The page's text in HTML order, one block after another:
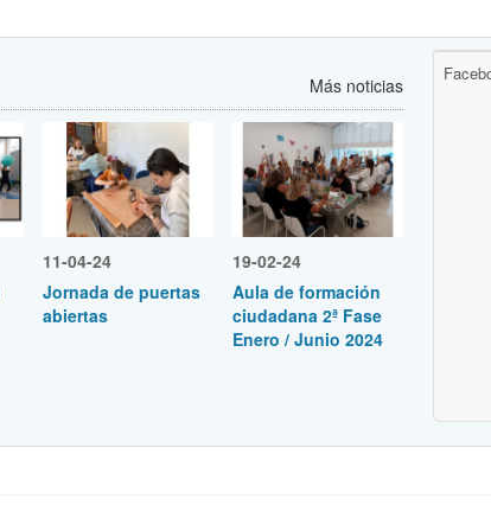
Más noticias
11-04-24
Jornada de puertas
abiertas
19-02-24
Aula de formación
ciudadana 2ª Fase
Enero / Junio 2024